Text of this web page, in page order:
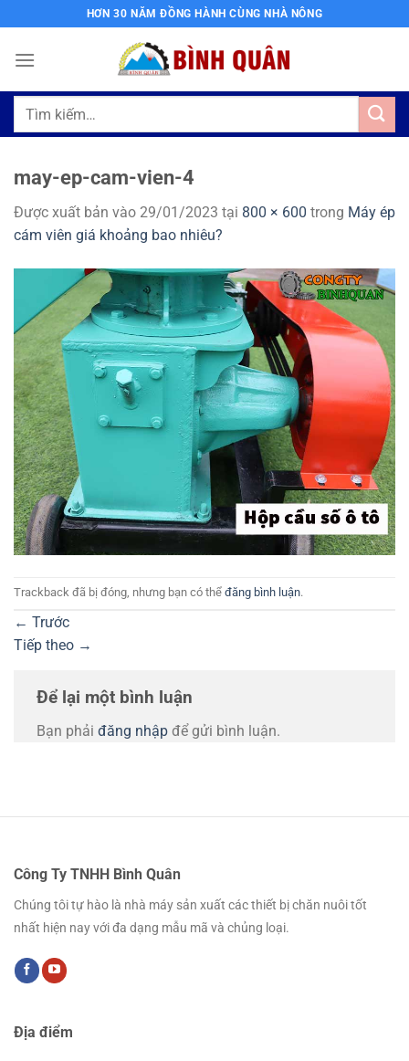
qua
nội
HƠN 30 NĂM ĐỒNG HÀNH CÙNG NHÀ NÔNG
Tìm
may-ep-cam-vien-4
Được xuất bản vào 29/01/2023 tại 800 × 600 trong Máy ép
cám viên giá khoảng bao nhiêu?
Trackback đã bị đóng, nhưng bạn có thể đăng bình luận.
← Trước
Tiếp theo →
Để lại một bình luận
Bạn phải đăng nhập để gửi bình luận.
Công Ty TNHH Bình Quân
Chúng tôi tự hào là nhà máy sản xuất các thiết bị chăn nuôi tốt
nhất hiện nay với đa dạng mẫu mã và chủng loại.
Địa điểm